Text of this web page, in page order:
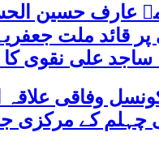
عارف حسین
پر قائد ملت
ساجد علی نقوی کا
وفاقی علاقہ
چہلم کے مرکزی